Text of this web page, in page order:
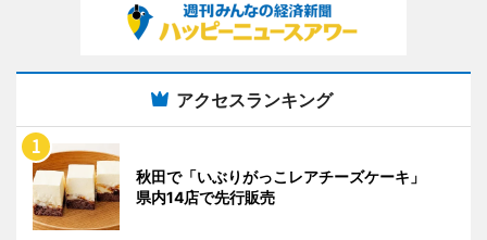
アクセスランキング
秋田で「いぶりがっこレアチーズケーキ」
県内14店で先行販売